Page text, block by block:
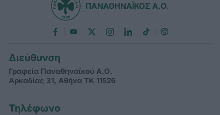
ΠΑΝΑΘΗΝΑΪΚΟΣ Α.Ο.
Διεύθυνση
Γραφεία Παναθηναϊκού Α.Ο.
Αρκαδίας 31, Αθήνα ΤΚ 11526
Τηλέφωνο